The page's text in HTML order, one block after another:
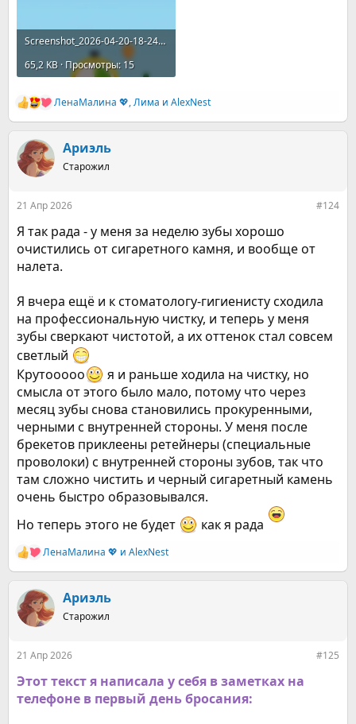
Screenshot_2026-04-20-18-24-29-236_com.portablepixels.smokefree.webp
65,2 KB · Просмотры: 15
Р
е
к
ц
и
ЛенаМалина 💖,Лима и AlexNest
Ариэль
Старожил
21 Апр 2026 #124
Я так рада - у меня за неделю зубы хорошо
очистились от сигаретного камня, и вообще от
налета.
Я вчера ещё и к стоматологу-гигиенисту сходила
на профессиональную чистку, и теперь у меня
зубы сверкают чистотой, а их оттенок стал совсем
светлый
Крутооооо
я и раньше ходила на чистку, но
смысла от этого было мало, потому что через
месяц зубы снова становились прокуренными,
черными с внутренней стороны. У меня после
брекетов приклеены ретейнеры (специальные
проволоки) с внутренней стороны зубов, так что
там сложно чистить и черный сигаретный камень
очень быстро образовывался.
Но теперь этого не будет
как я рада
Р
е
к
ц
и
ЛенаМалина 💖 и AlexNest
Ариэль
Старожил
21 Апр 2026 #125
Этот текст я написала у себя в заметках на
телефоне в первый день бросания: